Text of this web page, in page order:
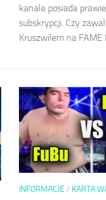
kanale posiada
subskrypcji. Czy
Kruszwilem na FAME
INFORMACJE / KARTA